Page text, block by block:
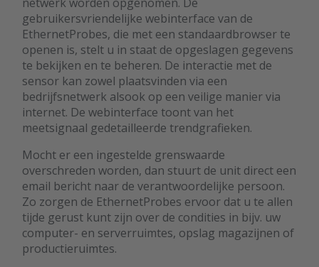
gebruikersvriendelijke webinterface van de
EthernetProbes, die met een standaardbrowser te
openen is, stelt u in staat de opgeslagen gegevens
te bekijken en te beheren. De interactie met de
sensor kan zowel plaatsvinden via een
bedrijfsnetwerk alsook op een veilige manier via
internet. De webinterface toont van het
meetsignaal gedetailleerde trendgrafieken.
Mocht er een ingestelde grenswaarde
overschreden worden, dan stuurt de unit direct een
email bericht naar de verantwoordelijke persoon.
Zo zorgen de EthernetProbes ervoor dat u te allen
tijde gerust kunt zijn over de condities in bijv. uw
computer- en serverruimtes, opslag magazijnen of
productieruimtes.